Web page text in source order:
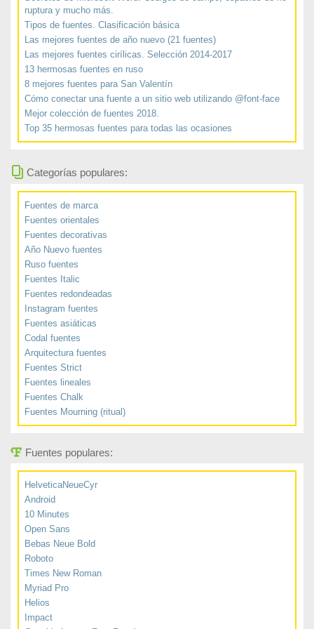
ruptura y mucho más.
Tipos de fuentes. Clasificación básica
Las mejores fuentes de año nuevo (21 fuentes)
Las mejores fuentes cirílicas. Selección 2014-2017
13 hermosas fuentes en ruso
8 mejores fuentes para San Valentín
Cómo conectar una fuente a un sitio web utilizando @font-face
Mejor colección de fuentes 2018.
Top 35 hermosas fuentes para todas las ocasiones
Categorías populares:
Fuentes de marca
Fuentes orientales
Fuentes decorativas
Año Nuevo fuentes
Ruso fuentes
Fuentes Italic
Fuentes redondeadas
Instagram fuentes
Fuentes asiáticas
Codal fuentes
Arquitectura fuentes
Fuentes Strict
Fuentes lineales
Fuentes Chalk
Fuentes Mourning (ritual)
Fuentes populares:
HelveticaNeueCyr
Android
10 Minutes
Open Sans
Bebas Neue Bold
Roboto
Times New Roman
Myriad Pro
Helios
Impact